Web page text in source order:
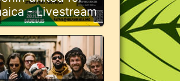
- Livestream